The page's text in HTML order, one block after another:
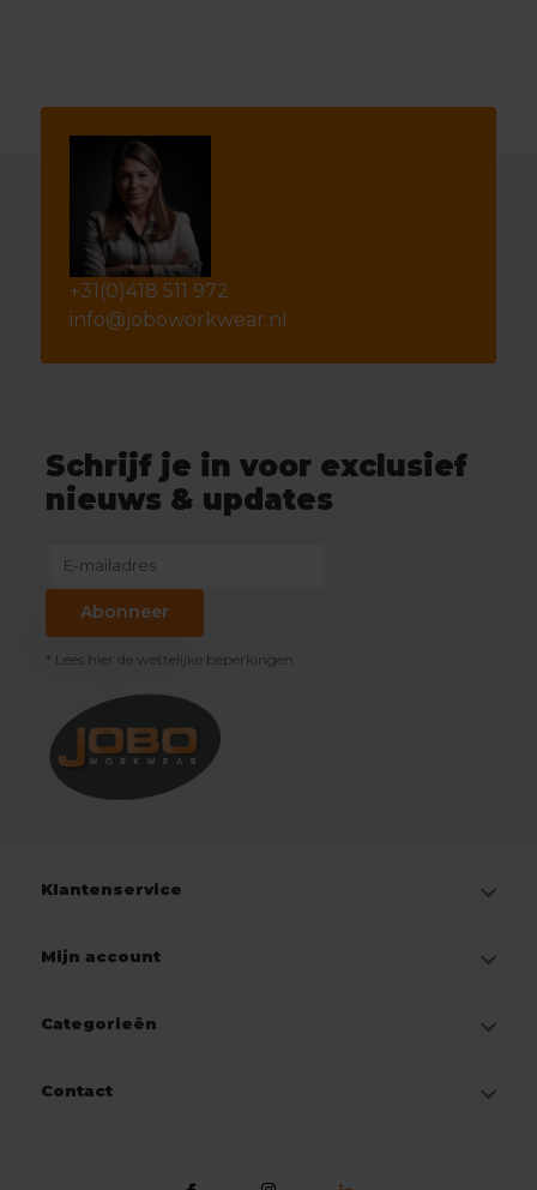
+31(0)418 511 972
info@joboworkwear.nl
Schrijf je in voor exclusief
nieuws & updates
Abonneer
* Lees hier de wettelijke beperkingen
Klantenservice
Mijn account
Categorieën
Contact